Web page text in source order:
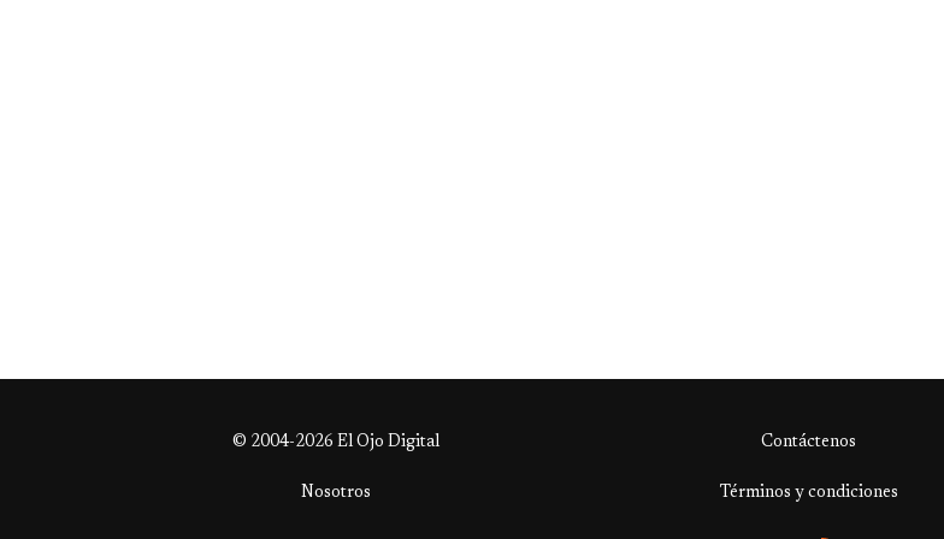
© 2004-2026 El Ojo Digital Contáctenos
Nosotros Términos y condiciones